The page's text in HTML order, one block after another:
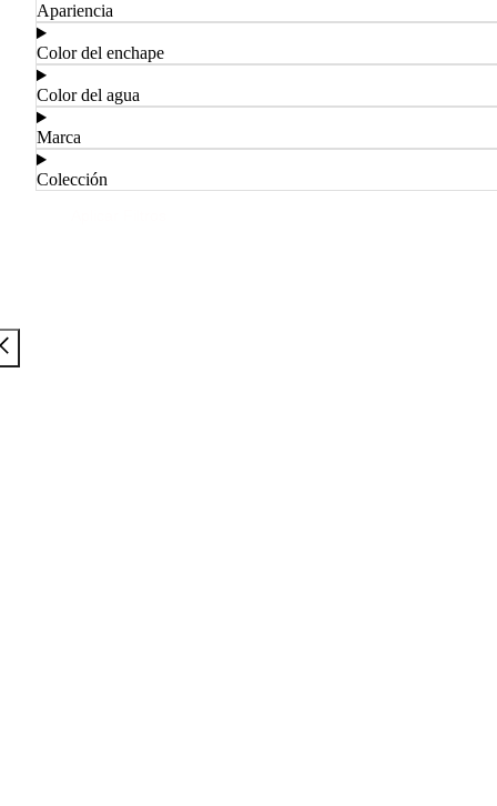
Apariencia
Color del enchape
Color del agua
Marca
Colección